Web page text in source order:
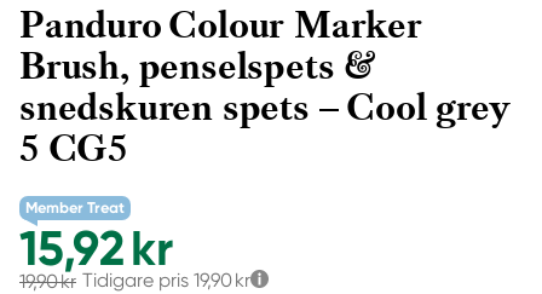
Panduro Colour Marker
Brush, penselspets &
snedskuren spets – Cool grey
5 CG5
Member Treat
15,92 kr
19,90 kr Tidigare pris 19,90 kr